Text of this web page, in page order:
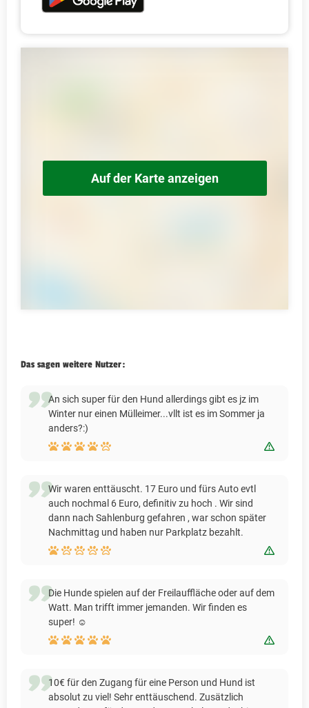
Auf der Karte anzeigen
Das sagen weitere Nutzer:
An sich super für den Hund allerdings gibt es jz im
Winter nur einen Mülleimer...vllt ist es im Sommer ja
anders?:)
Wir waren enttäuscht. 17 Euro und fürs Auto evtl
auch nochmal 6 Euro, definitiv zu hoch . Wir sind
dann nach Sahlenburg gefahren , war schon später
Nachmittag und haben nur Parkplatz bezahlt.
Die Hunde spielen auf der Freilauffläche oder auf dem
Watt. Man trifft immer jemanden. Wir finden es
super! ☺️
10€ für den Zugang für eine Person und Hund ist
absolut zu viel! Sehr enttäuschend. Zusätzlich